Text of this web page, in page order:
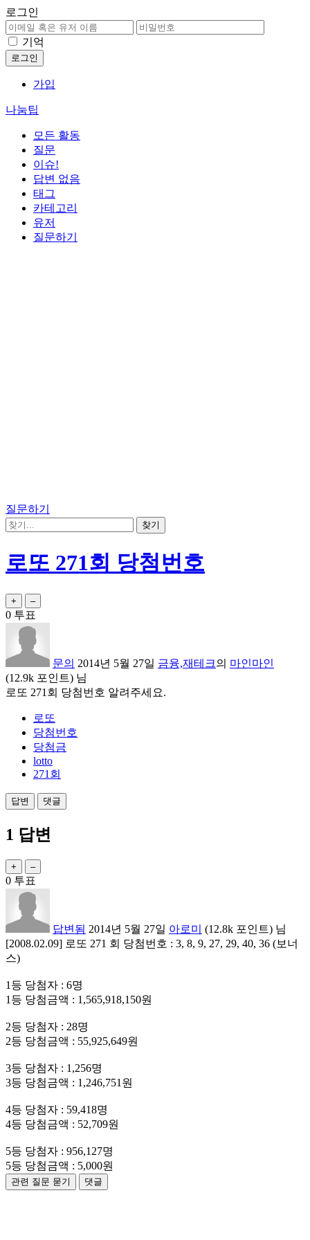
로그인
기억
가입
나눔팁
모든 활동
질문
이슈!
답변 없음
태그
카테고리
유저
질문하기
질문하기
로또 271회 당첨번호
0 투표
문의 2014년 5월 27일 금융,재테크의 마인마인
(12.9k 포인트) 님
로또 271회 당첨번호 알려주세요.
로또
당첨번호
당첨금
lotto
271회
1 답변
0 투표
답변됨 2014년 5월 27일 아로미 (12.8k 포인트) 님
[2008.02.09] 로또 271 회 당첨번호 : 3, 8, 9, 27, 29, 40, 36 (보너
스)
1등 당첨자 : 6명
1등 당첨금액 : 1,565,918,150원
2등 당첨자 : 28명
2등 당첨금액 : 55,925,649원
3등 당첨자 : 1,256명
3등 당첨금액 : 1,246,751원
4등 당첨자 : 59,418명
4등 당첨금액 : 52,709원
5등 당첨자 : 956,127명
5등 당첨금액 : 5,000원